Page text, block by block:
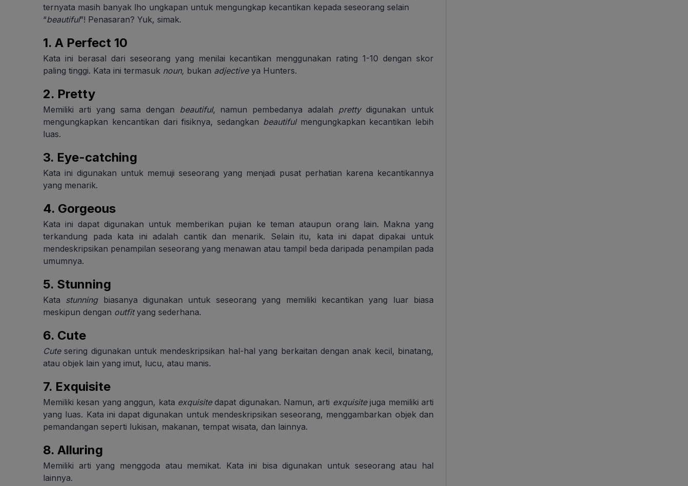
ternyata masih banyak lho ungkapan untuk mengungkap kecantikan kepada seseorang selain
“beautiful”! Penasaran? Yuk, simak.
1. A Perfect 10
Kata ini berasal dari seseorang yang menilai kecantikan menggunakan rating 1-10 dengan skor
paling tinggi. Kata ini termasuk noun, bukan adjective ya Hunters.
2. Pretty
Memiliki arti yang sama dengan beautiful, namun pembedanya adalah prettydigunakan untuk
mengungkapkan kencantikan dari fisiknya, sedangkan beautifulmengungkapkan kecantikan lebih
luas.
3. Eye-catching
Kata ini digunakan untuk memuji seseorang yang menjadi pusat perhatian karena kecantikannya
yang menarik.
4. Gorgeous
Kata ini dapat digunakan untuk memberikan pujian ke teman ataupun orang lain. Makna yang
terkandung pada kata ini adalah cantik dan menarik. Selain itu, kata ini dapat dipakai untuk
mendeskripsikan penampilan seseorang yang menawan atau tampil beda daripada penampilan pada
umumnya.
5. Stunning
Kata stunningbiasanya digunakan untuk seseorang yang memiliki kecantikan yang luar biasa
meskipun dengan outfityang sederhana.
6. Cute
Cutesering digunakan untuk mendeskripsikan hal-hal yang berkaitan dengan anak kecil, binatang,
atau objek lain yang imut, lucu, atau manis.
7. Exquisite
Memiliki kesan yang anggun, kata exquisitedapat digunakan. Namun, arti exquisitejuga memiliki arti
yang luas. Kata ini dapat digunakan untuk mendeskripsikan seseorang, menggambarkan objek dan
pemandangan seperti lukisan, makanan, tempat wisata, dan lainnya.
8. Alluring
Memiliki arti yang menggoda atau memikat. Kata ini bisa digunakan untuk seseorang atau hal
lainnya.